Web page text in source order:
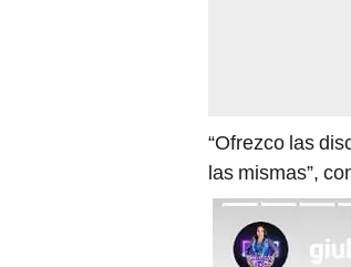
“Ofrezco las
las mismas”,